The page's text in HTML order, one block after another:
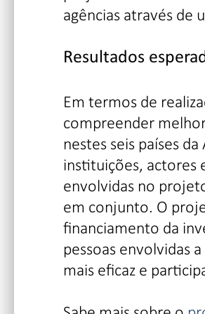
agências através de
Resultados
Em termos de
compreender
nestes seis países
instituições, actores
envolvidas no
em conjunto. O
financiamento da
pessoas envolvidas
mais eficaz e